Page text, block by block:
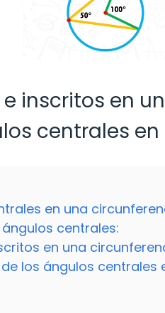
inscritos en
centrales
en una
centrales:
en una
los ángulos centrales